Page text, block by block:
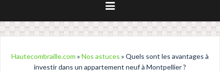
Hautecombraille.com » Nos astuces » Quels sont les avantages à
investir dans un appartement neuf à Montpellier ?